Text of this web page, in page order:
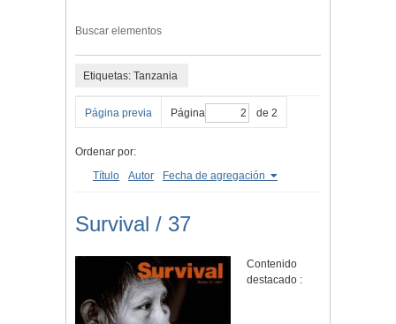
Buscar elementos
Etiquetas: Tanzania
Página previa Página de 2
Ordenar por:
Título
Autor Fecha de agregación
Survival / 37
Contenido
destacado :